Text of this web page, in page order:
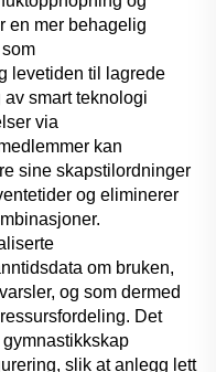
en mer behagelig
levetiden til lagrede
smart teknologi
via
kan
sine skapstilordninger
og eliminerer
om bruken,
og som dermed
Det
slik at anlegg lett